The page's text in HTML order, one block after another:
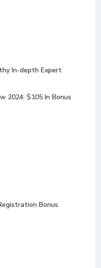
In-depth Expert
2024: $105 In Bonus
Bonus